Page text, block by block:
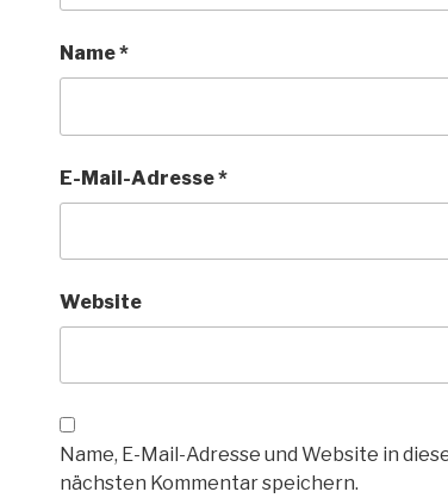
Name*
E-Mail-Adresse*
Website
Name, E-Mail-Adresse und Website in
nächsten Kommentar speichern.